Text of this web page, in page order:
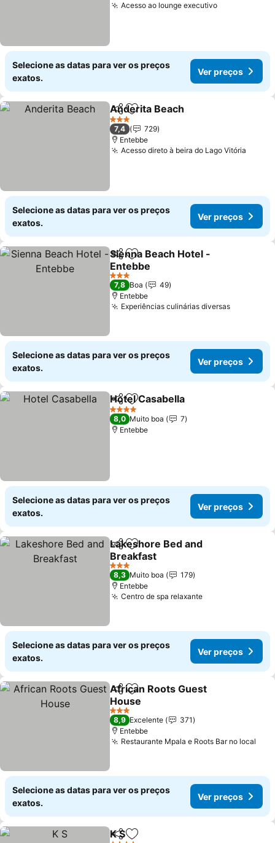
Acesso ao lounge executivoVer preços
Selecione as datas para ver os preços
exatos.
Ver preços
PartilharAdicionar aos favoritos
Anderita Beach
3 Estrelas
7,4
729
Entebbe
Acesso direto à beira do Lago Vitória
Selecione as datas para ver os preços
exatos.
Ver preços
PartilharAdicionar aos favoritos
Sienna Beach Hotel -
Entebbe
Ver preços
3 Estrelas
7,8 Boa
49
Entebbe
Experiências culinárias diversasVer
Selecione as datas para ver os preços
exatos.
Ver preços
PartilharAdicionar aos favoritos
Hotel Casabella
4 Estrelas
8,0 Muito boa
7
Entebbe
Selecione as datas para ver os preços
exatos.
Ver preços
PartilharAdicionar aos favoritos
Lakeshore Bed and
Breakfast
Ver preços
3 Estrelas
8,3 Muito boa
179
Entebbe
Centro de spa relaxanteVer preços
Selecione as datas para ver os preços
exatos.
Ver preços
PartilharAdicionar aos favoritos
African Roots Guest
House
Ver preços
3 Estrelas
8,9 Excelente
371
Entebbe
Restaurante Mpala e Roots Bar no local
Selecione as datas para ver os preços
exatos.
Ver preços
PartilharAdicionar aos favoritos
K S